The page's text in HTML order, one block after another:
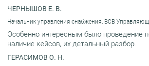
ЧЕРНЫШОВ Е. В.
Начальник управления снабжения, ВСВ
Особенно интересным было проведение
наличие кейсов, их детальный разбор.
ГЕРАСИМОВ О. Н.